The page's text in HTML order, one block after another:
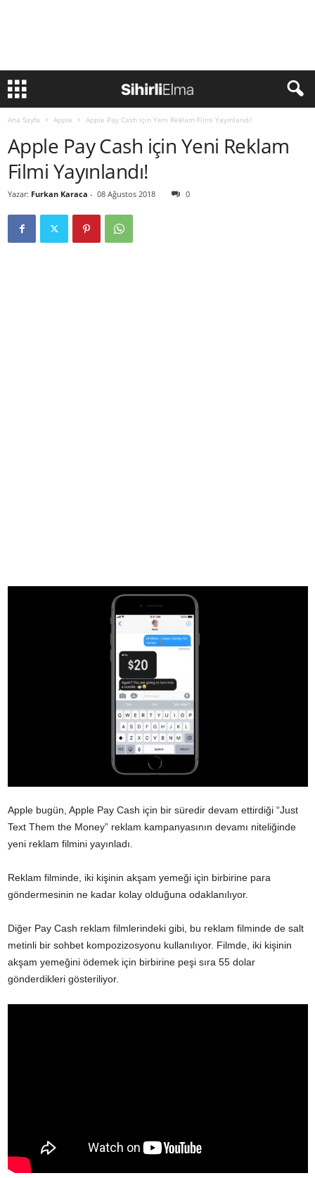
Ana Sayfa Apple Apple Pay Cash için Yeni Reklam Filmi Yayınlandı!
Apple Pay Cash için Yeni Reklam
Filmi Yayınlandı!
Yazar: Furkan Karaca - 08 Ağustos 2018 0
Apple bugün, Apple Pay Cash için bir süredir devam ettirdiği “Just
Text Them the Money” reklam kampanyasının devamı niteliğinde
yeni reklam filmini yayınladı.
Reklam filminde, iki kişinin akşam yemeği için birbirine para
göndermesinin ne kadar kolay olduğuna odaklanılıyor.
Diğer Pay Cash reklam filmlerindeki gibi, bu reklam filminde de salt
metinli bir sohbet kompozizosyonu kullanılıyor. Filmde, iki kişinin
akşam yemeğini ödemek için birbirine peşi sıra 55 dolar
gönderdikleri gösteriliyor.